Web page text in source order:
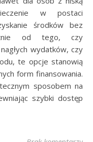
w postaci
środków bez
od tego, czy
wydatków, czy
te opcje stanowią
form finansowania.
sposobem na
szybki dostęp